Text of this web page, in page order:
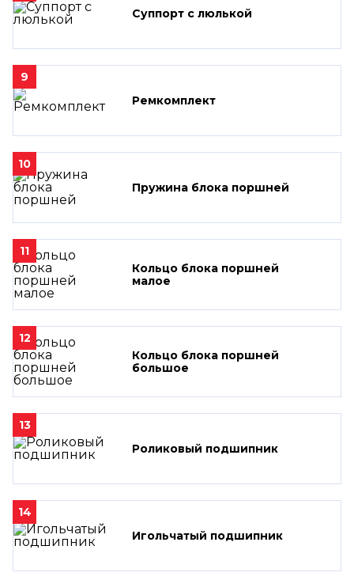
Суппорт с люлькой
9
Ремкомплект
10
Пружина блока поршней
11
Кольцо блока поршней
малое
12
Кольцо блока поршней
большое
13
Роликовый подшипник
14
Игольчатый подшипник